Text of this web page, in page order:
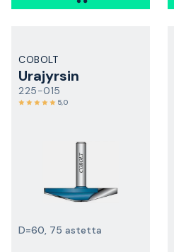
COBOLT
Urajyrsin
225-015
5,0
D=60, 75 astetta